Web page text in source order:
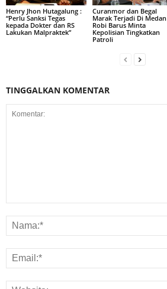
Henry Jhon Hutagalung :
“Perlu Sanksi Tegas
kepada Dokter dan RS
Lakukan Malpraktek”
Curanmor dan Begal
Marak Terjadi Di Medan
Robi Barus Minta
Kepolisian Tingkatkan
Patroli
TINGGALKAN KOMENTAR